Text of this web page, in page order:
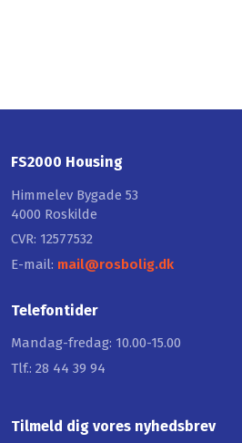
FS2000 Housing
Himmelev Bygade 53
4000 Roskilde
CVR: ​12577532
E-mail: mail@rosbolig.dk
Telefontider
Mandag-fredag: 10.00-15.00
Tlf.: 28 44 39 94
Tilmeld dig vores nyhedsbrev​